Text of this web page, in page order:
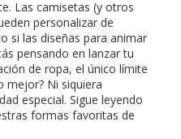
Las camisetas (y otros
personalizar de
si las diseñas para animar
pensando en lanzar tu
de ropa, el único límite
mejor? Ni siquiera
especial. Sigue leyendo
formas favoritas de